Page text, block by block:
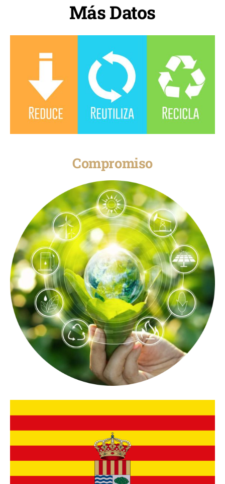
Más Datos
Compromiso